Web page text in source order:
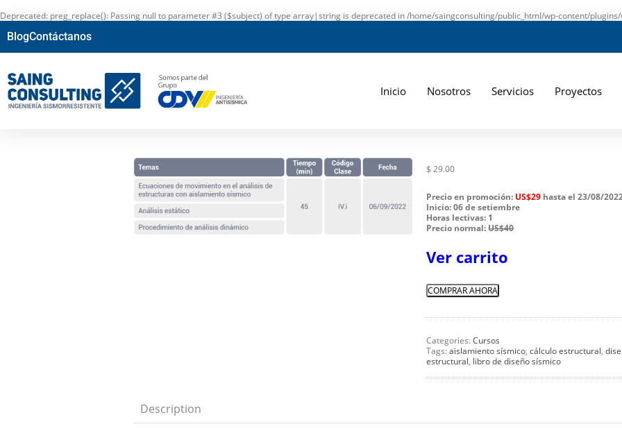
Deprecated: preg_replace(): Passing null to parameter #3 ($subject) of type array|string is deprecated in/home/saingconsulting/public_html/wp-content/
BlogContáctanos
Inicio Nosotros Servicios Proyectos
$ 29.00
Precio en promoción: US$29 hasta el 23/08/
Inicio:06 de setiembre
Horas lectivas: 1
Precio normal: US$40
Ver carrito
COMPRAR AHORA
Categories:Cursos
Tags:aislamiento sísmico,cálculo estructural,
estructural, libro de diseño sísmico
Description